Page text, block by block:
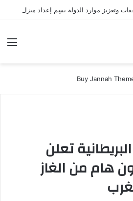
SDX ENERGY البريطانية تعلن
هام من الغاز